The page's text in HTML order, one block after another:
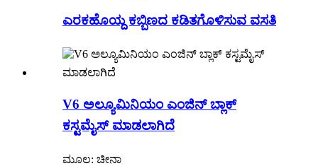
ಎರಕಹೊಯ್ದ ಕಬ್ಬಿಣದ ಕಡಿತಗೊಳಿಸುವ ವಸತಿ
V6 ಅಲ್ಯೂಮಿನಿಯಂ ಎಂಜಿನ್ ಬ್ಲಾಕ್
ಕಸ್ಟಮೈಸ್ ಮಾಡಲಾಗಿದೆ
ಮೂಲ: ಚೀನಾ